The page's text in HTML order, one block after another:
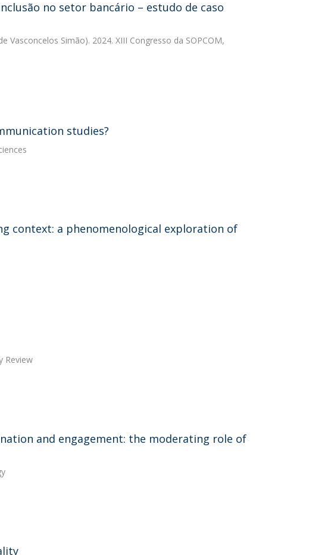
no setor bancário – estudo de caso
Vasconcelos Simão). 2024. XIII Congresso da SOPCOM,
studies?
context: a phenomenological exploration of
Review
and engagement: the moderating role of